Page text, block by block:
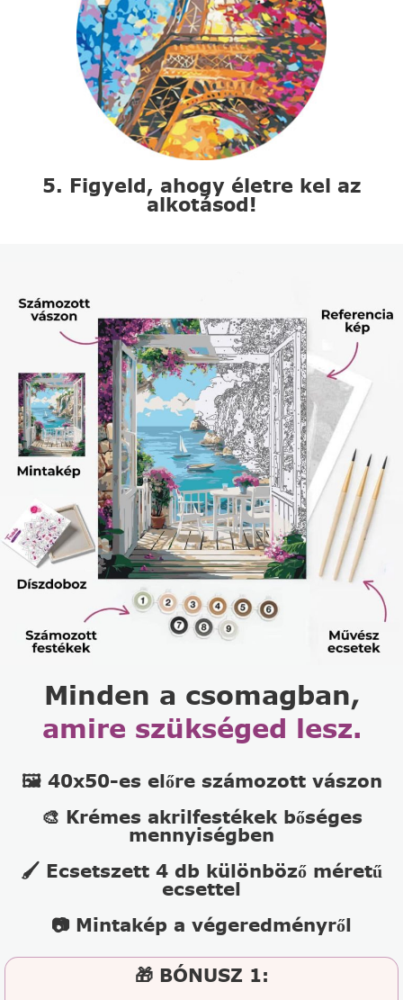
5. Figyeld, ahogy életre kel az
alkotásod!
Minden a csomagban,
amire szükséged lesz.
🖼️ 40x50-es előre számozott vászon
🎨 Krémes akrilfestékek bőséges
mennyiségben
🖌️ Ecsetszett 4 db különböző méretű
ecsettel
📷 Mintakép a végeredményről
🎁 BÓNUSZ 1: